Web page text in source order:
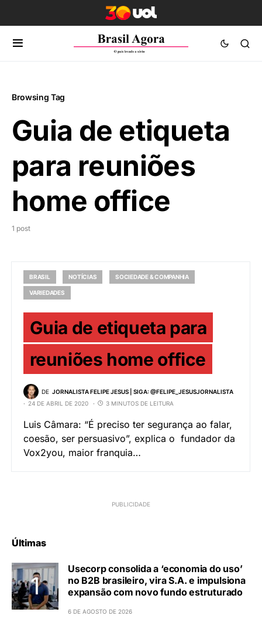
Browsing Tag
Guia de etiqueta
para reuniões
home office
1 post
BRASIL NOTÍCIAS SOCIEDADE & COMPANHIA
VARIEDADES
Guia de etiqueta para
reuniões home office
DE JORNALISTA FELIPE JESUS | SIGA: @FELIPE_JESUSJORNALISTA
24 DE ABRIL DE 2020
3 MINUTOS DE LEITURA
Luis Câmara: “É preciso ter segurança ao falar,
coesão, ser persuasivo”, explica o fundador da
Vox2you, maior franquia…
Últimas
Usecorp consolida a ‘economia do uso’
no B2B brasileiro, vira S.A. e impulsiona
expansão com novo fundo estruturado
6 DE AGOSTO DE 2026